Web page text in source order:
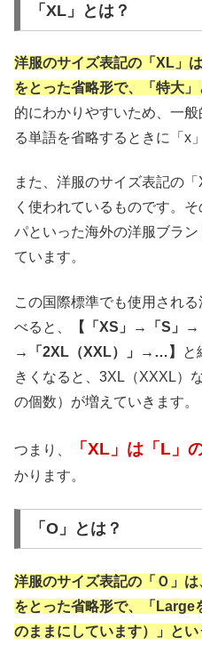
「XL」とは？
洋服のサイズ表記の「XL」
をとった省略形で、「特大
的にわかりやすいため、一
る単語を省略するときに「x
また、洋服のサイズ表記の
く使われているものです。
パといった海外の洋服ブラ
ています。
この国際標準でも使用され
べると、
【「XS」→「S」
→「2XL（XXL）」→…】
と
きくなると、3XL（XXXL）
の個数）が増えていきます。
つまり、 「XL」は「L」
かります。
「O」とは？
洋服のサイズ表記の「Ｏ」
をとった省略形で、「Large
のままにしています）」とい